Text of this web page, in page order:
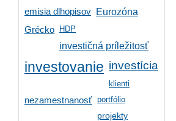
emisia dlhopisov
Eurozóna
Grécko HDP
investičná príležitosť
investovanie investícia
klienti
nezamestnanosť portfólio
projekty